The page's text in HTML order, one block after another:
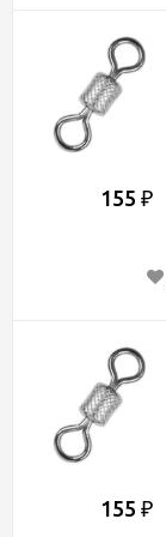
155 ₽
155 ₽